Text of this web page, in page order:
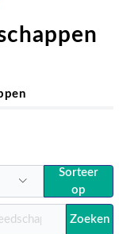
Sorteer
op
Zoeken